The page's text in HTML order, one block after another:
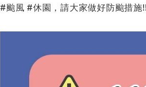
#颱風 #休園，請大家做好防颱措施